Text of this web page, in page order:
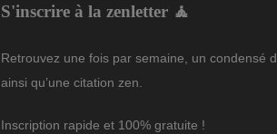
S'inscrire à la zenletter 🧘
Retrouvez une fois par semaine, un condensé
ainsi qu’une citation zen.
Inscription rapide et 100% gratuite !